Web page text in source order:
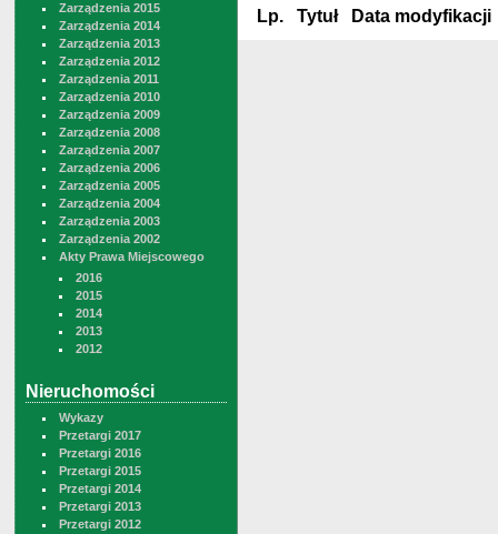
Zarządzenia 2015
Zarządzenia 2014
Zarządzenia 2013
Zarządzenia 2012
Zarządzenia 2011
Zarządzenia 2010
Zarządzenia 2009
Zarządzenia 2008
Zarządzenia 2007
Zarządzenia 2006
Zarządzenia 2005
Zarządzenia 2004
Zarządzenia 2003
Zarządzenia 2002
Akty Prawa Miejscowego
2016
2015
2014
2013
2012
Nieruchomości
Wykazy
Przetargi 2017
Przetargi 2016
Przetargi 2015
Przetargi 2014
Przetargi 2013
Przetargi 2012
Lp. Tytuł Data modyfikacji